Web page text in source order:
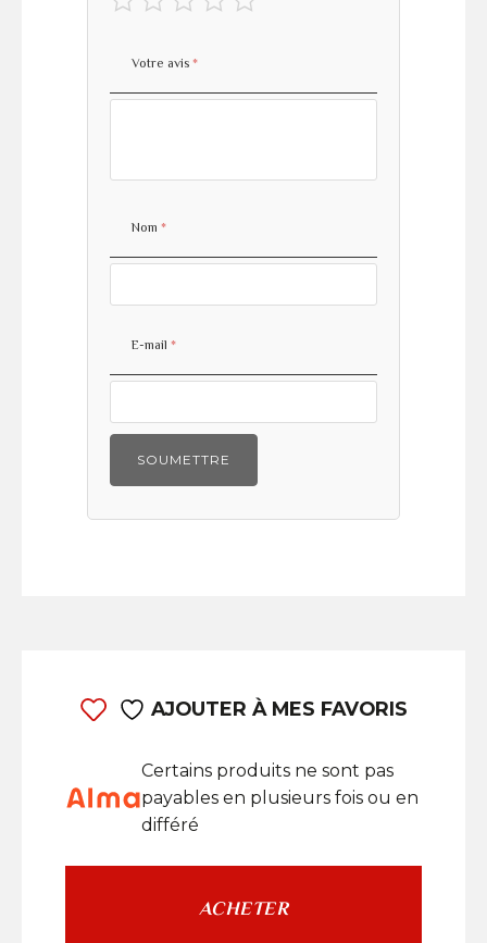
Votre avis *
Nom *
E-mail *
AJOUTER À MES FAVORIS
Certains produits ne sont pas
payables en plusieurs fois ou en
différé
ACHETER